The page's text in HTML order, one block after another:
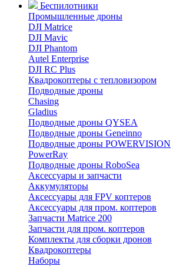
Беспилотники
Промышленные дроны
DJI Matrice
DJI Mavic
DJI Phantom
Autel Enterprise
DJI RC Plus
Квадрокоптеры с тепловизором
Подводные дроны
Chasing
Gladius
Подводные дроны QYSEA
Подводные дроны Geneinno
Подводные дроны POWERVISION
PowerRay
Подводные дроны RoboSea
Аксессуары и запчасти
Аккумуляторы
Аксессуары для FPV коптеров
Аксессуары для пром. коптеров
Запчасти Matrice 200
Запчасти для пром. коптеров
Комплекты для сборки дронов
Квадрокоптеры
Наборы